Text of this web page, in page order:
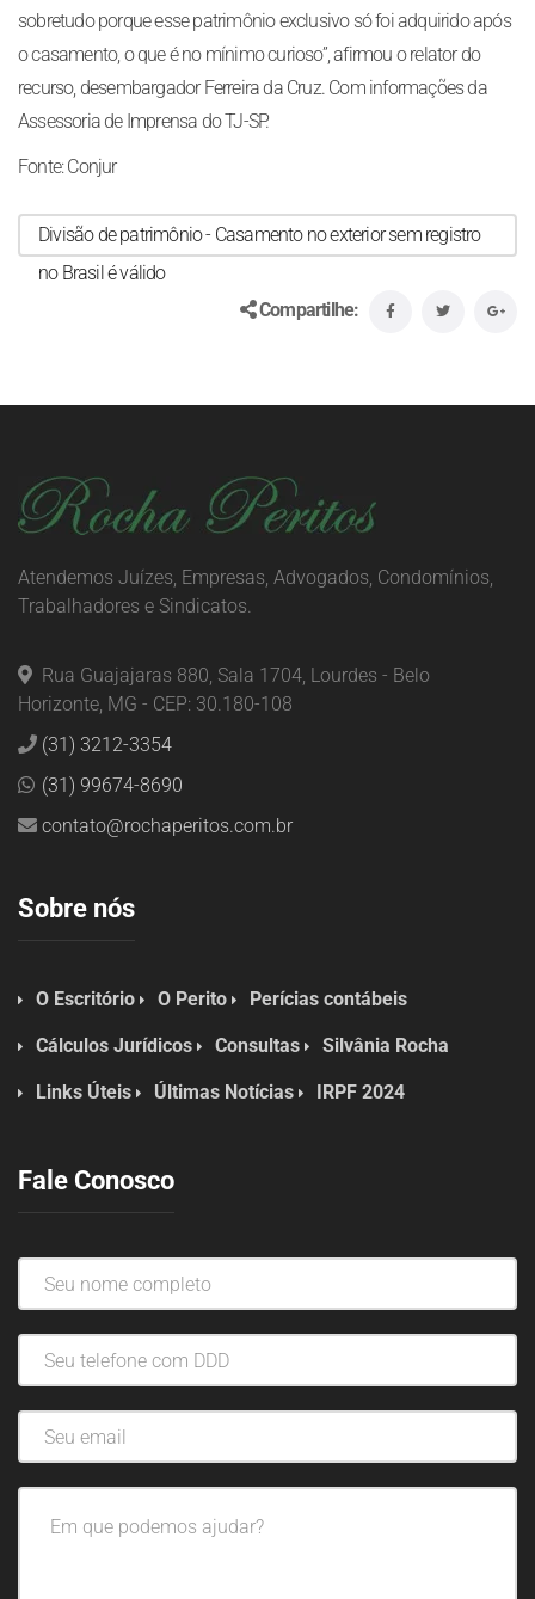
sobretudo porque esse patrimônio exclusivo só foi adquirido após
o casamento, o que é no mínimo curioso”, afirmou o relator do
recurso, desembargador Ferreira da Cruz. Com informações da
Assessoria de Imprensa do TJ-SP.
Fonte: Conjur
Divisão de patrimônio - Casamento no exterior sem registro
no Brasil é válido
Compartilhe:
Atendemos Juízes, Empresas, Advogados, Condomínios,
Trabalhadores e Sindicatos.
Rua Guajajaras 880, Sala 1704, Lourdes - Belo
Horizonte, MG - CEP: 30.180-108
(31) 3212-3354
(31) 99674-8690
contato@rochaperitos.com.br
Sobre nós
O Escritório O Perito Perícias contábeis
Cálculos Jurídicos Consultas Silvânia Rocha
Links Úteis Últimas Notícias IRPF 2024
Fale Conosco